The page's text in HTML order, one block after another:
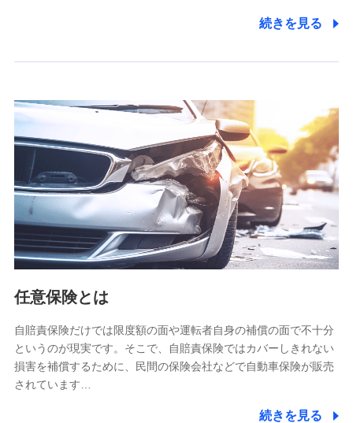
【共同して利用される利用データの項目】
当社又は株式会社NTTドコモがサービス提供等を通じて取得
した、以下の情報などの個人データ
基本情報
氏名、電話番号、メールアドレス、お客さまの識別子、
属性、連絡先、dポイントサービスのご利用に関する情
報。例として、dポイントカード番号、性別、年齢、家族
構成、住所、dポイント残高、dポイント利用履歴などが
含まれます。
当社又は株式会社NTTドコモが提供する各種サービスな
又は株式会社NTTドコモが提供する各種サービスのご契
約状態・ご利用履歴インターネット利用時の行動に関す
る情報、アプリケーション利用時の行動に関する情報、
購入されたサービスや商品の名称・購入場所・決済に関
する情報、アンケートの回答に関する情報などが含まれ
続きを見る
任意保険とは
自賠責保険だけでは限度額の面や運転者自身の補償の面で不十分
というのが現実です。そこで、自賠責保険ではカバーしきれない
損害を補償するために、民間の保険会社などで自動車保険が販売
されています…
続きを見る